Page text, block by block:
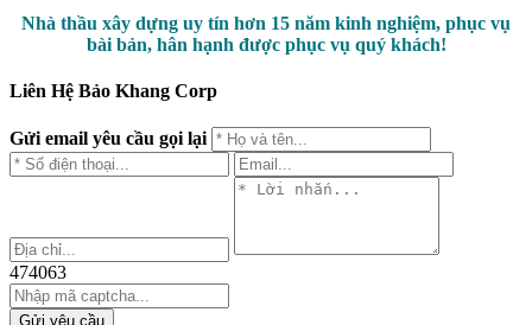
Nhà thầu xây dựng uy tín hơn 15 năm kinh nghiệm, phục vụ
bài bản, hân hạnh được phục vụ quý khách!
Liên Hệ Bảo Khang Corp
Gửi email yêu cầu gọi lại
474063
Gửi yêu cầu